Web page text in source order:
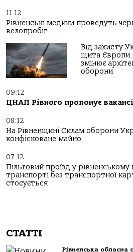
11:12
Рівненські медики проведуть
велопробіг
Від захисту
щита Європи:
змінює
оборони
09:12
ЦНАП Рівного пропонує
08:12
На Рівненщині Силам оборони
конфісковане майно
07:12
Пільговий проїзд у
транспорті без транспортної
стосується
СТАТТІ
Рівненська обласна